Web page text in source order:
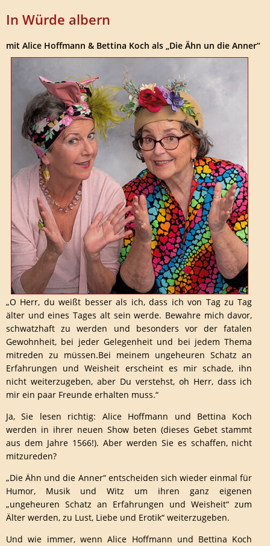
In Würde albern
mit Alice Hoffmann & Bettina Koch als „Die Ähn un die Anner“
„O Herr, du weißt besser als ich, dass ich von Tag zu Tag
älter und eines Tages alt sein werde. Bewahre mich davor,
schwatzhaft zu werden und besonders vor der fatalen
Gewohnheit, bei jeder Gelegenheit und bei jedem Thema
mitreden zu müssen.Bei meinem ungeheuren Schatz an
Erfahrungen und Weisheit erscheint es mir schade, ihn
nicht weiterzugeben, aber Du verstehst, oh Herr, dass ich
mir ein paar Freunde erhalten muss.“
Ja, Sie lesen richtig: Alice Hoffmann und Bettina Koch
werden in ihrer neuen Show beten (dieses Gebet stammt
aus dem Jahre 1566!). Aber werden Sie es schaffen, nicht
mitzureden?
„Die Ähn und die Anner“ entscheiden sich wieder einmal für
Humor, Musik und Witz um ihren ganz eigenen
„ungeheuren Schatz an Erfahrungen und Weisheit“ zum
Älter werden, zu Lust, Liebe und Erotik“ weiterzugeben.
Und wie immer, wenn Alice Hoffmann und Bettina Koch